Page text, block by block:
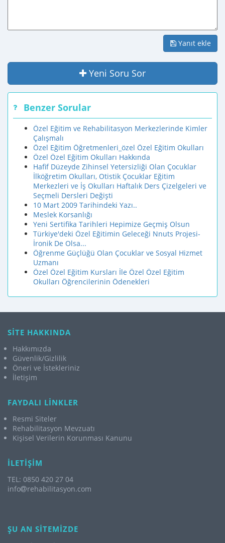
Yanıt ekle
Yeni Soru Sor
Benzer Sorular
Özel Eğitim ve Rehabilitasyon Merkezlerinde Kimler
Çalışmalı
Özel Eğitim Öğretmenleri_özel Özel Eğitim Okulları
Özel Özel Eğitim Okulları Hakkında
Hafif Düzeyde Zihinsel Yetersizliği Olan Çocuklar
İlköğretim Okulları, Otistik Çocuklar Eğitim
Merkezleri ve İş Okulları Haftalık Ders Çizelgeleri ve
Seçmeli Dersleri Değişti
10 Mart 2009 Tarihindeki Yazı..
Meslek Korsanlığı
Yeni Sertifika Tarihleri Hepimize Geçmiş Olsun
Türkiye'deki Özel Eğitimin Geleceği Nnuts Projesi-
İronik De Olsa...
Öğrenme Güçlüğü Olan Çocuklar ve Sosyal Hizmet
Uzmanı
Özel Özel Eğitim Kursları İle Özel Özel Eğitim
Okulları Öğrencilerinin Ödenekleri
SİTE HAKKINDA
Hakkımızda
Güvenlik/Gizlilik
Öneri ve İstekleriniz
İletişim
FAYDALI LİNKLER
Resmi Siteler
Rehabilitasyon Mevzuatı
Kişisel Verilerin Korunması Kanunu
İLETİŞİM
TEL: 0850 420 27 04
info
rehabilitasyon.com
ŞU AN SİTEMİZDE